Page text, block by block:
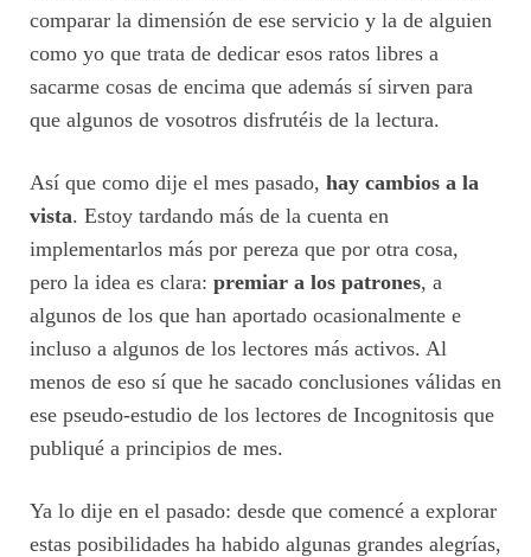
comparar la dimensión de ese servicio y la de alguien
como yo que trata de dedicar esos ratos libres a
sacarme cosas de encima que además sí sirven para
que algunos de vosotros disfrutéis de la lectura.
Así que como dije el mes pasado, hay cambios a la
vista. Estoy tardando más de la cuenta en
implementarlos más por pereza que por otra cosa,
pero la idea es clara: premiar a los patrones, a
algunos de los que han aportado ocasionalmente e
incluso a algunos de los lectores más activos. Al
menos de eso sí que he sacado conclusiones válidas en
ese pseudo-estudio de los lectores de Incognitosis que
publiqué a principios de mes.
Ya lo dije en el pasado: desde que comencé a explorar
estas posibilidades ha habido algunas grandes alegrías,